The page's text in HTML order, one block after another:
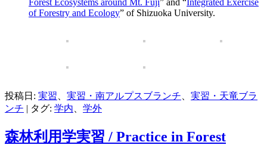
of Forestry and Ecology” of Shizuoka University.
投稿日: 実習 実習・南アルプスブランチ
実習・天竜ブラ
ンチ | タグ: 学内 学外
森林利用学実習 / Practice in Forest